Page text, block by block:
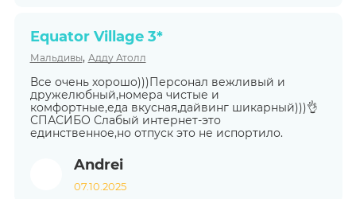
Equator Village 3*
Мальдивы, Адду Атолл
Все очень хорошо)))Персонал вежливый и
дружелюбный,номера чистые и
комфортные,еда вкусная,дайвинг шикарный)))👌
СПАСИБО Слабый интернет-это
единственное,но отпуск это не испортило.
Andrei
07.10.2025